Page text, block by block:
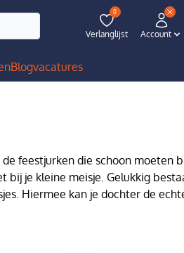
0
Verlanglijst Account
Blogvacatures
feestjurken die schoon moeten
je kleine meisje. Gelukkig
Hiermee kan je dochter de